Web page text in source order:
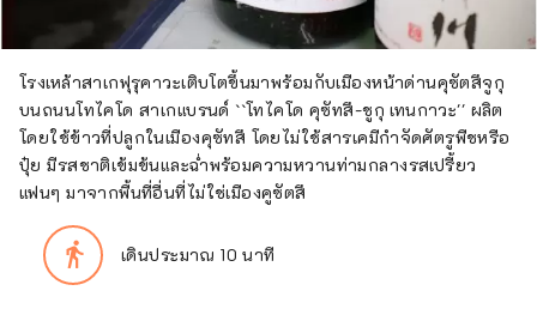
โรงเหล้าสาเกฟุรุคาวะเติบโตขึ้นมาพร้อมกับเมืองหน้าด่านคุซัตสึจูกุ
บนถนนโทไคโด สาเกแบรนด์ ``โทไคโด คุซัทสึ-ชูกุ เทนกาวะ'' ผลิต
โดยใช้ข้าวที่ปลูกในเมืองคุซัทสึ โดยไม่ใช้สารเคมีกำจัดศัตรูพืชหรือ
ปุ๋ย มีรสชาติเข้มข้นและฉ่ำพร้อมความหวานท่ามกลางรสเปรี้ยว
แฟนๆ มาจากพื้นที่อื่นที่ไม่ใช่เมืองคูซัตสึ
directions_walk เดินประมาณ 10 นาที